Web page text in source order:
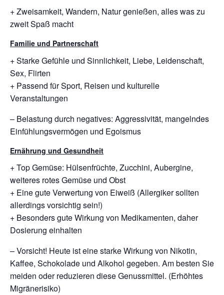
+ Zweisamkeit, Wandern, Natur genießen, alles was zu
zweit Spaß macht
Familie und Partnerschaft
+ Starke Gefühle und Sinnlichkeit, Liebe, Leidenschaft,
Sex, Flirten
+ Passend für Sport, Reisen und kulturelle
Veranstaltungen
– Belastung durch negatives: Aggressivität, mangelndes
Einfühlungsvermögen und Egoismus
Ernährung und Gesundheit
+ Top Gemüse: Hülsenfrüchte, Zucchini, Aubergine,
weiteres rotes Gemüse und Obst
+ Eine gute Verwertung von Eiweiß (Allergiker sollten
allerdings vorsichtig sein!)
+ Besonders gute Wirkung von Medikamenten, daher
Dosierung einhalten
– Vorsicht! Heute ist eine starke Wirkung von Nikotin,
Kaffee, Schokolade und Alkohol gegeben. Am besten Sie
meiden oder reduzieren diese Genussmittel. (Erhöhtes
Migränerisiko)